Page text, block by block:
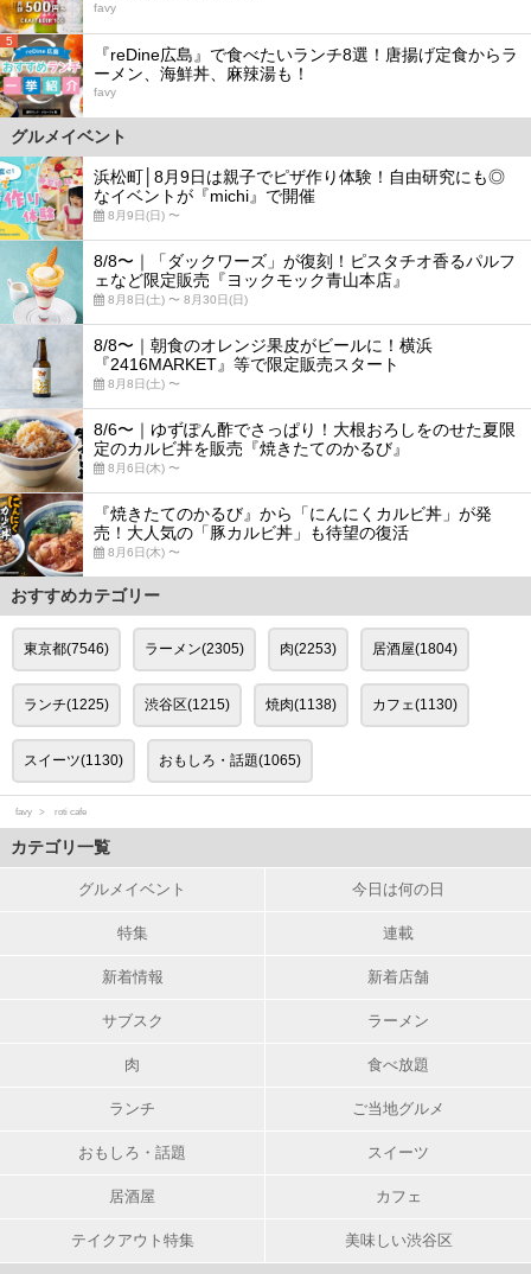
favy
5
『reDine広島』で食べたいランチ8選！唐揚げ定食からラ
ーメン、海鮮丼、麻辣湯も！
favy
グルメイベント
浜松町│8月9日は親子でピザ作り体験！自由研究にも◎
なイベントが『michi』で開催
8月9日(日) 〜
8/8〜｜「ダックワーズ」が復刻！ピスタチオ香るパルフ
ェなど限定販売『ヨックモック青山本店』
8月8日(土) 〜 8月30日(日)
8/8〜｜朝食のオレンジ果皮がビールに！横浜
『2416MARKET』等で限定販売スタート
8月8日(土) 〜
8/6〜｜ゆずぽん酢でさっぱり！大根おろしをのせた夏限
定のカルビ丼を販売『焼きたてのかるび』
8月6日(木) 〜
『焼きたてのかるび』から「にんにくカルビ丼」が発
売！大人気の「豚カルビ丼」も待望の復活
8月6日(木) 〜
おすすめカテゴリー
東京都(7546) ラーメン(2305) 肉(2253) 居酒屋(1804)
ランチ(1225) 渋谷区(1215) 焼肉(1138) カフェ(1130)
スイーツ(1130) おもしろ・話題(1065)
favy roti cafe
カテゴリ一覧
グルメイベント 今日は何の日
特集 連載
新着情報 新着店舗
サブスク ラーメン
肉 食べ放題
ランチ ご当地グルメ
おもしろ・話題 スイーツ
居酒屋 カフェ
テイクアウト特集 美味しい渋谷区